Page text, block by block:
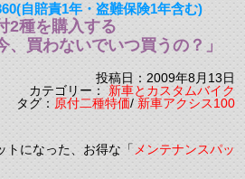
自賠責1年・盗難保険1年含む)
2種を購入する
買わないでいつ買うの？」
投稿日：2009年8月13日
カテゴリー：新車とカスタムバイク
タグ：原付二種特価/新車アクシス100
トになった、お得な「メンテナンスパッ